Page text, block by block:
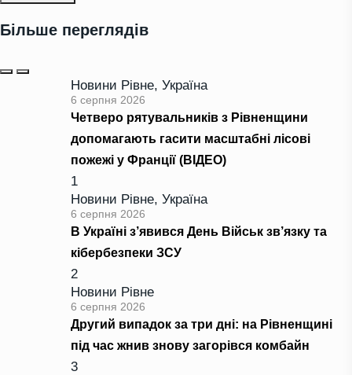
Більше переглядів
Новини Рівне, Україна
6 серпня 2026
Четверо рятувальників з Рівненщини
допомагають гасити масштабні лісові
пожежі у Франції (ВІДЕО)
1
Новини Рівне, Україна
6 серпня 2026
В Україні з’явився День Військ зв’язку та
кібербезпеки ЗСУ
2
Новини Рівне
6 серпня 2026
Другий випадок за три дні: на Рівненщині
під час жнив знову загорівся комбайн
3